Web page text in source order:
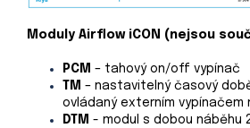
Moduly Airflow iCON (nejsou
PCM – tahový on/off vypínač
TM – nastavitelný časový
ovládaný externím vypínačem
DTM - modul s dobou náběhu